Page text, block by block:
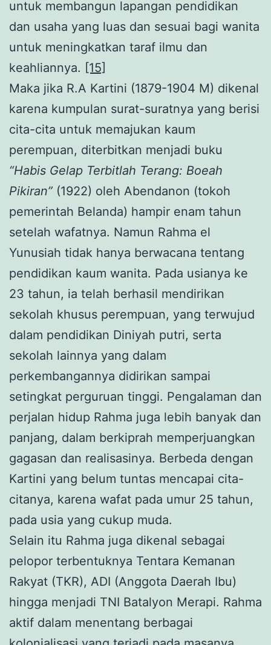
untuk membangun lapangan pendidikan
dan usaha yang luas dan sesuai bagi wanita
untuk meningkatkan taraf ilmu dan
keahliannya. [15]
Maka jika R.A Kartini (1879-1904 M) dikenal
karena kumpulan surat-suratnya yang berisi
cita-cita untuk memajukan kaum
perempuan, diterbitkan menjadi buku
“Habis Gelap Terbitlah Terang: Boeah
Pikiran” (1922) oleh Abendanon (tokoh
pemerintah Belanda) hampir enam tahun
setelah wafatnya. Namun Rahma el
Yunusiah tidak hanya berwacana tentang
pendidikan kaum wanita. Pada usianya ke
23 tahun, ia telah berhasil mendirikan
sekolah khusus perempuan, yang terwujud
dalam pendidikan Diniyah putri, serta
sekolah lainnya yang dalam
perkembangannya didirikan sampai
setingkat perguruan tinggi. Pengalaman dan
perjalan hidup Rahma juga lebih banyak dan
panjang, dalam berkiprah memperjuangkan
gagasan dan realisasinya. Berbeda dengan
Kartini yang belum tuntas mencapai cita-
citanya, karena wafat pada umur 25 tahun,
pada usia yang cukup muda.
Selain itu Rahma juga dikenal sebagai
pelopor terbentuknya Tentara Kemanan
Rakyat (TKR), ADI (Anggota Daerah Ibu)
hingga menjadi TNI Batalyon Merapi. Rahma
aktif dalam menentang berbagai